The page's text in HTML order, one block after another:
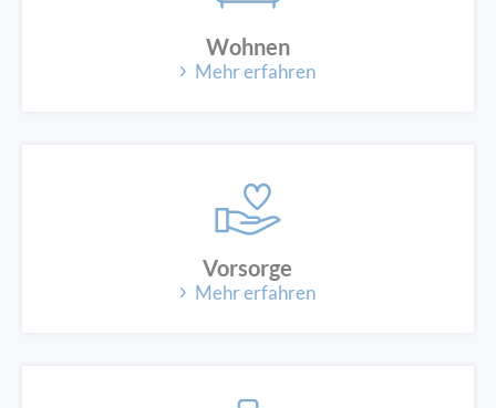
Wohnen
Mehr erfahren
Vorsorge
Mehr erfahren